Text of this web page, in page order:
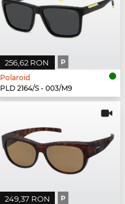
256,62 RON P
Polaroid
PLD 2164/S - 003/M9
249,37 RON P